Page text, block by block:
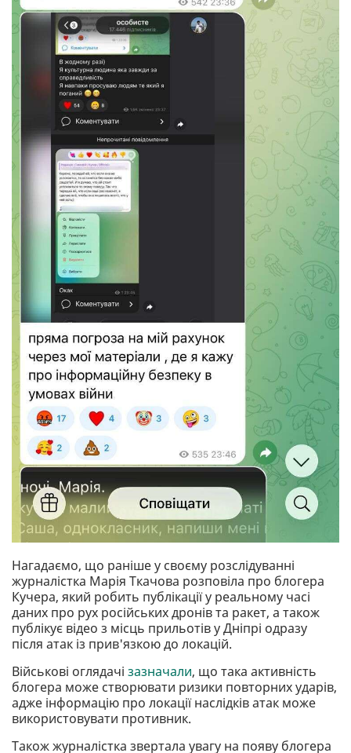
Нагадаємо, що раніше у своєму розслідуванні
журналістка Марія Ткачова розповіла про блогера
Кучера, який робить публікації у реальному часі
даних про рух російських дронів та ракет, а також
публікує відео з місць прильотів у Дніпрі одразу
після атак із прив'язкою до локацій.
Військові оглядачі зазначали, що така активність
блогера може створювати ризики повторних ударів,
адже інформацію про локації наслідків атак може
використовувати противник.
Також журналістка звертала увагу на появу блогера